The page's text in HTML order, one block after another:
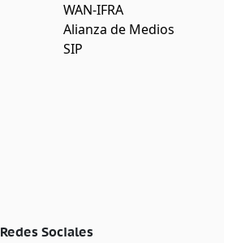
WAN-IFRA
Alianza de Medios
SIP
Redes Sociales